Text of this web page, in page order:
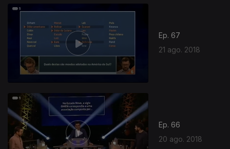
Ep. 67
21 ago. 2018
Ep. 66
20 ago. 2018